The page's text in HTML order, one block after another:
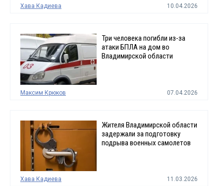
Хава Кадиева 10.04.2026
Три человека погибли из-за
атаки БПЛА на дом во
Владимирской области
Максим Крюков 07.04.2026
Жителя Владимирской области
задержали за подготовку
подрыва военных самолетов
Хава Кадиева 11.03.2026